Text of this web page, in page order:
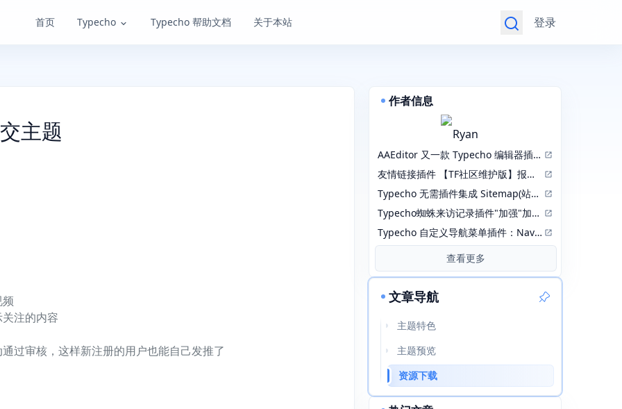
首页 Typecho Typecho 帮助文档 关于本站 登录
主题
注的内容
过审核，这样新注册的用户也能自己发推了
作者信息
Ryan
AAEditor 又一款 Typecho 编辑器插件【2026.04.14更新正式版1.3.0.6】
友情链接插件 【TF社区维护版】报错 incorrect integer value: '' for column 'lid' at row 1
Typecho 无需插件集成 Sitemap(站点地图)
Typecho蜘蛛来访记录插件"加强"加强版：RobotsPlusPlus
Typecho 自定义导航菜单插件：NavMenu 修改版
查看更多
文章导航
主题特色
主题预览
资源下载